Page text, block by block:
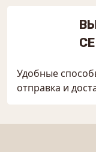
Удобные
отправка и